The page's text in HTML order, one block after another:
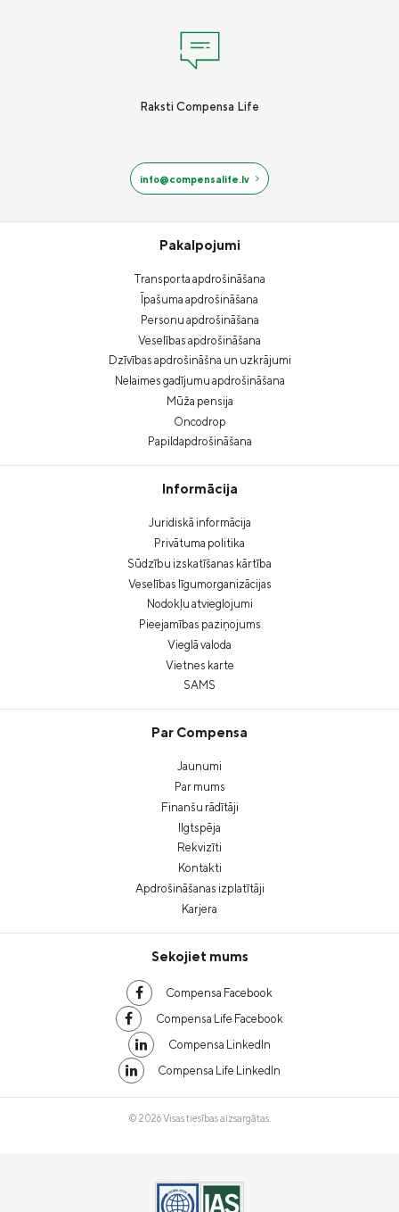
Raksti Compensa Life
info@compensalife.lv
Pakalpojumi
Transporta apdrošināšana
Īpašuma apdrošināšana
Personu apdrošināšana
Veselības apdrošināšana
Dzīvības apdrošināšna un uzkrājumi
Nelaimes gadījumu apdrošināšana
Mūža pensija
Oncodrop
Papildapdrošināšana
Informācija
Juridiskā informācija
Privātuma politika
Sūdzību izskatīšanas kārtība
Veselības līgumorganizācijas
Nodokļu atvieglojumi
Pieejamības paziņojums
Vieglā valoda
Vietnes karte
SAMS
Par Compensa
Jaunumi
Par mums
Finanšu rādītāji
Ilgtspēja
Rekvizīti
Kontakti
Apdrošināšanas izplatītāji
Karjera
Sekojiet mums
Compensa Facebook
Compensa Life Facebook
Compensa LinkedIn
Compensa Life LinkedIn
© 2026 Visas tiesības aizsargātas.